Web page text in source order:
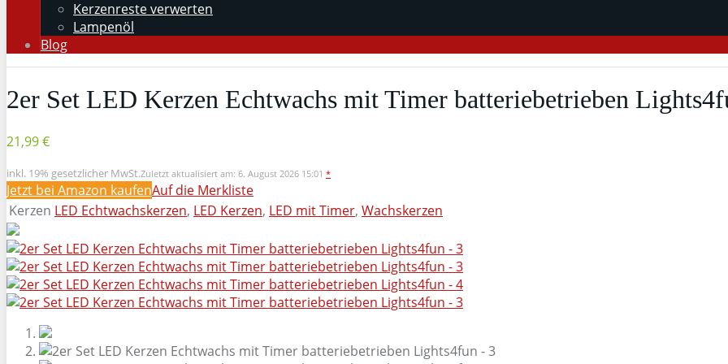
Kerzenreste verwerten
Lampenöl
Blog
2er Set LED Kerzen Echtwachs mit Timer batteriebetrieben
21,99 €
inkl. 19% gesetzlicher MwSt.Zuletzt aktualisiert am: 6. August 2026 15:01 *
Jetzt bei Amazon kaufenAuf die Merkliste
Kerzen LED Echtwachskerzen, LED Kerzen, LED mit Timer, Wachskerzen